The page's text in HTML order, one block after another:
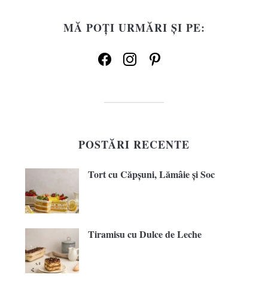
MĂ POȚI URMĂRI ȘI PE:
facebookinstagrampinterest
POSTĂRI RECENTE
Tort cu Căpșuni, Lămâie și Soc
Tiramisu cu Dulce de Leche